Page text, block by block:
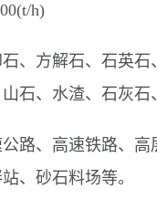
h)
、方解石、石英石
石、水渣、石灰
路、高速铁路、
、砂石料场等。